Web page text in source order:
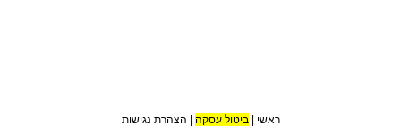
ראשי |ביטול עסקה הצהרת נגישות